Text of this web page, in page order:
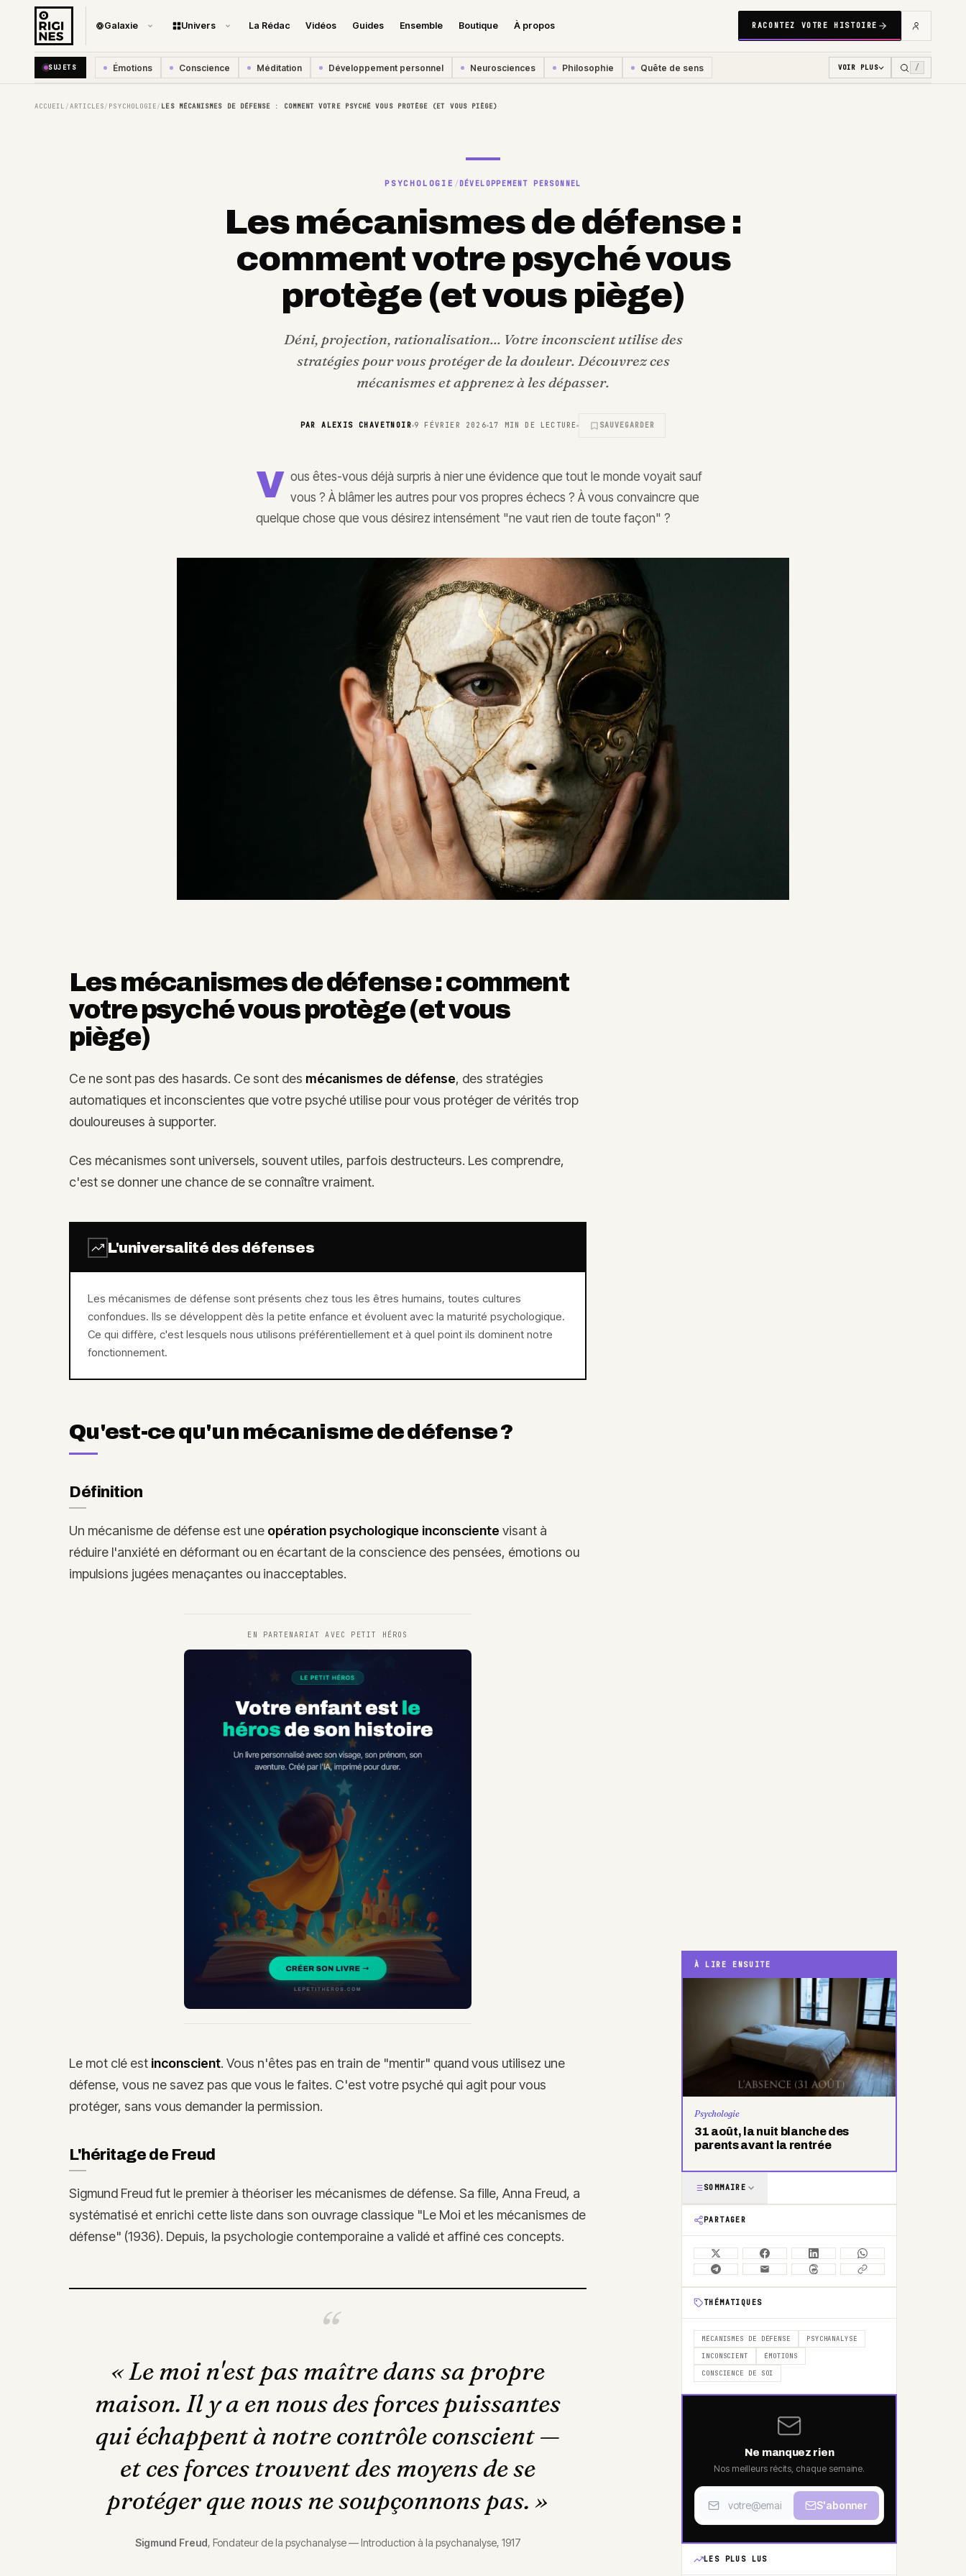
Galaxie Univers La Rédac Vidéos Guides Ensemble Boutique À propos RACONTEZ VOTRE HISTOIRE
SUJETS Émotions Conscience Méditation Développement personnel Neurosciences Philosophie Quête de sens VOIR PLUS /
ACCUEIL / ARTICLES / PSYCHOLOGIE / LES MÉCANISMES DE DÉFENSE : COMMENT VOTRE PSYCHÉ VOUS PROTÈGE (ET VOUS PIÈGE)
PSYCHOLOGIE /DÉVELOPPEMENT PERSONNEL
Les mécanismes de défense :
comment votre psyché vous
protège (et vous piège)
Déni, projection, rationalisation... Votre inconscient utilise des
stratégies pour vous protéger de la douleur. Découvrez ces
mécanismes et apprenez à les dépasser.
PARALEXIS CHAVETNOIR 9 FÉVRIER 2026 17 MIN DE LECTURE SAUVEGARDER
V ous êtes-vous déjà surpris à nier une évidence que tout le monde voyait sauf
vous ? À blâmer les autres pour vos propres échecs ? À vous convaincre que
quelque chose que vous désirez intensément "ne vaut rien de toute façon" ?
Les mécanismes de défense : comment
votre psyché vous protège (et vous
piège)
Ce ne sont pas des hasards. Ce sont des mécanismes de défense, des stratégies
automatiques et inconscientes que votre psyché utilise pour vous protéger de vérités trop
douloureuses à supporter.
Ces mécanismes sont universels, souvent utiles, parfois destructeurs. Les comprendre,
c'est se donner une chance de se connaître vraiment.
L'universalité des défenses
Les mécanismes de défense sont présents chez tous les êtres humains, toutes cultures
confondues. Ils se développent dès la petite enfance et évoluent avec la maturité psychologique.
Ce qui diffère, c'est lesquels nous utilisons préférentiellement et à quel point ils dominent notre
fonctionnement.
Qu'est-ce qu'un mécanisme de défense ?
Définition
Un mécanisme de défense est une opération psychologique inconsciente visant à
réduire l'anxiété en déformant ou en écartant de la conscience des pensées, émotions ou
impulsions jugées menaçantes ou inacceptables.
EN PARTENARIAT AVEC PETIT HÉROS
Le mot clé est inconscient. Vous n'êtes pas en train de "mentir" quand vous utilisez une
défense, vous ne savez pas que vous le faites. C'est votre psyché qui agit pour vous
protéger, sans vous demander la permission.
L'héritage de Freud
Sigmund Freud fut le premier à théoriser les mécanismes de défense. Sa fille, Anna Freud, a
systématisé et enrichi cette liste dans son ouvrage classique "Le Moi et les mécanismes de
défense" (1936). Depuis, la psychologie contemporaine a validé et affiné ces concepts.
«Le moi n'est pas maître dans sa propre
maison. Il y a en nous des forces puissantes
qui échappent à notre contrôle conscient —
et ces forces trouvent des moyens de se
protéger que nous ne soupçonnons pas. »
Sigmund Freud, Fondateur de la psychanalyse—Introduction à la psychanalyse, 1917
À LIRE ENSUITE
Psychologie
31 août, la nuit blanche des
parents avant la rentrée
SOMMAIRE
PARTAGER
THÉMATIQUES
MÉCANISMES DE DÉFENSE
PSYCHANALYSE
INCONSCIENT
ÉMOTIONS
CONSCIENCE DE SOI
Ne manquez rien
Nos meilleurs récits, chaque semaine.
S'abonner
LES PLUS LUS